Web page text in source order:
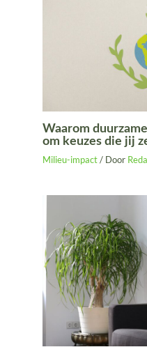
Waarom
om keuzes die jij
Milieu-impact/ Door